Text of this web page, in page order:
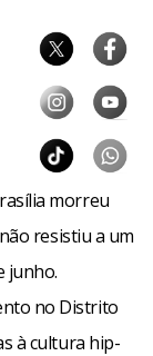
morreu
resistiu a um
junho.
no Distrito
à cultura hip-